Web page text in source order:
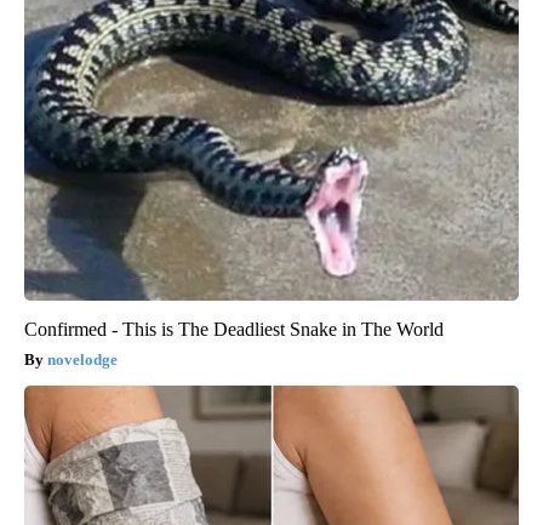
Confirmed - This is The Deadliest Snake in The World
novelodge